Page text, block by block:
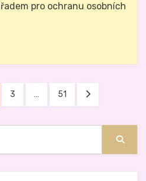
pro ochranu osobních
STRÁNKA
3 … STRÁNKA
51
DALŠÍ
STRÁNKA